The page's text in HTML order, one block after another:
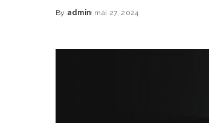
Posted
By admin mai 27, 2024